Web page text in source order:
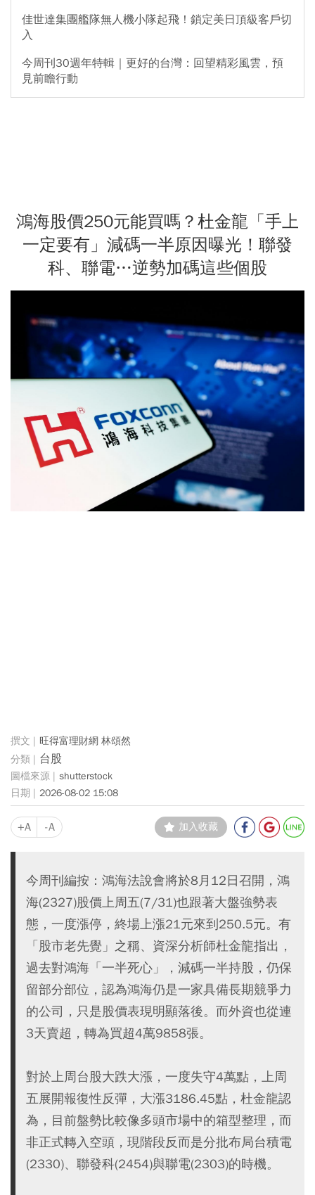
佳世達集團艦隊無人機小隊起飛！鎖定美日頂級客戶切
入
今周刊30週年特輯｜更好的台灣：回望精彩風雲，預
見前瞻行動
鴻海股價250元能買嗎？杜金龍「手上
一定要有」減碼一半原因曝光！聯發
科、聯電…逆勢加碼這些個股
旺得富理財網 林頌然
台股
shutterstock
2026-08-02 15:08
+A -A 加入收藏
今周刊編按：鴻海法說會將於8月12日召開，鴻
海(2327)股價上周五(7/31)也跟著大盤強勢表
態，一度漲停，終場上漲21元來到250.5元。有
「股市老先覺」之稱、資深分析師杜金龍指出，
過去對鴻海「一半死心」，減碼一半持股，仍保
留部分部位，認為鴻海仍是一家具備長期競爭力
的公司，只是股價表現明顯落後。而外資也從連
3天賣超，轉為買超4萬9858張。
對於上周台股大跌大漲，一度失守4萬點，上周
五展開報復性反彈，大漲3186.45點，杜金龍認
為，目前盤勢比較像多頭市場中的箱型整理，而
非正式轉入空頭，現階段反而是分批布局台積電
(2330)、聯發科(2454)與聯電(2303)的時機。